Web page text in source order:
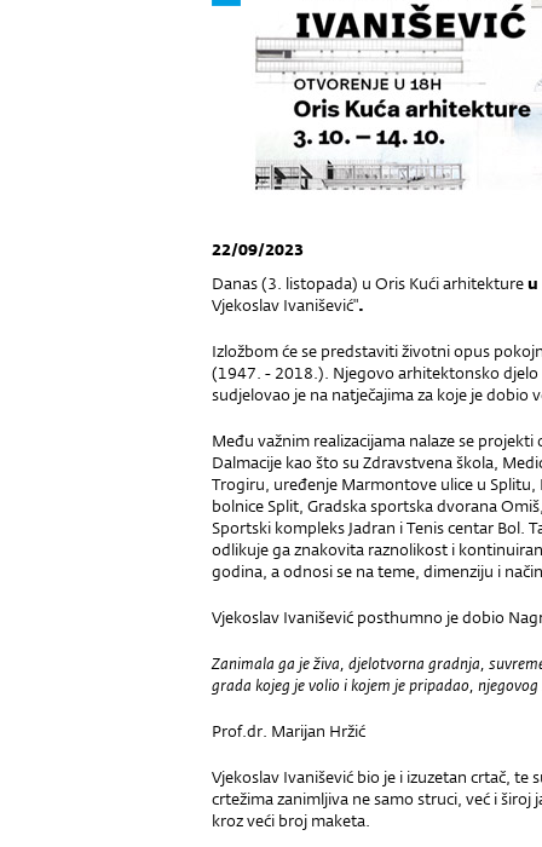
22/09/2023
Danas (3. listopada) u Oris Kući arhitektureu
Vjekoslav Ivanišević".
Izložbom će se predstaviti životni opus
(1947. - 2018.). Njegovo arhitektonsko
sudjelovao je na natječajima za koje je dobio
Među važnim realizacijama nalaze se
Dalmacije kao što su Zdravstvena škola,
Trogiru, uređenje Marmontove ulice u Splitu,
bolnice Split, Gradska sportska dvorana
Sportski kompleks Jadran i Tenis centar Bol.
odlikuje ga znakovita raznolikost i
godina, a odnosi se na teme, dimenziju i
Vjekoslav Ivanišević posthumno je dobio
Zanimala ga je živa, djelotvorna gradnja,
grada kojeg je volio i kojem je pripadao,
Prof.dr. Marijan Hržić
Vjekoslav Ivanišević bio je i izuzetan crtač,
crtežima zanimljiva ne samo struci, već i
kroz veći broj maketa.